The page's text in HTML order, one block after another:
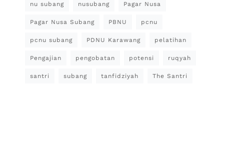
nu subang nusubang Pagar Nusa
Pagar Nusa Subang PBNU pcnu
pcnu subang PDNU Karawang pelatihan
Pengajian pengobatan potensi ruqyah
santri subang tanfidziyah The Santri